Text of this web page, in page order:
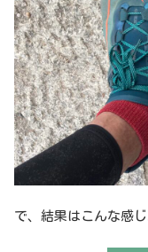
で、結果はこんな感じ